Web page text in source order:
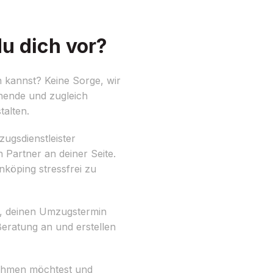
dich vor?
Keine Sorge, wir
und zugleich
Partner an deiner Seite.
stressfrei zu
deinen Umzugstermin
an und erstellen
möchtest und